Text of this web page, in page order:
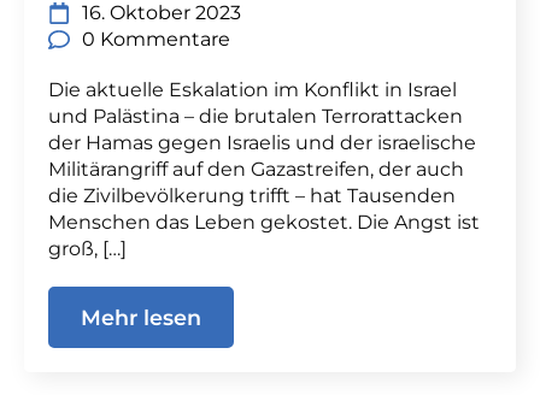
16. Oktober 2023
0 Kommentare
Die aktuelle Eskalation im Konflikt in Israel
und Palästina – die brutalen Terrorattacken
der Hamas gegen Israelis und der israelische
Militärangriff auf den Gazastreifen, der auch
die Zivilbevölkerung trifft – hat Tausenden
Menschen das Leben gekostet. Die Angst ist
groß, […]
Mehr lesen